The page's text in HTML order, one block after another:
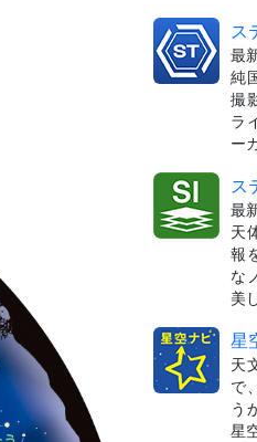
ス
最
純
撮
ラ
ー
ス
最
天
報
な
美
星
天
で
う
星